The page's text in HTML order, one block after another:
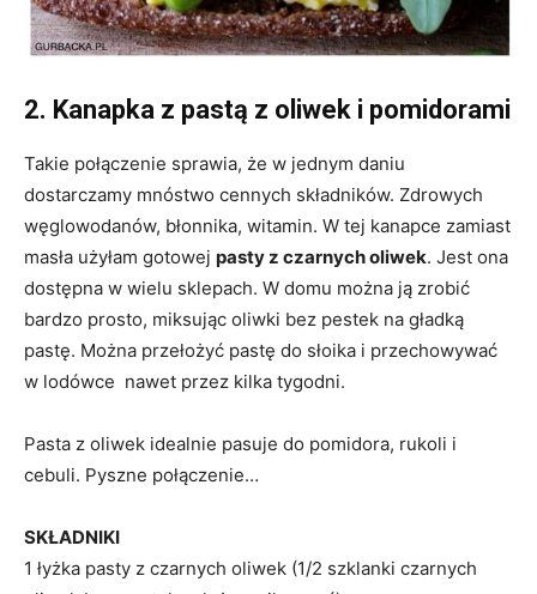
2. Kanapka z pastą z oliwek i pomidorami
Takie połączenie sprawia, że w jednym daniu
dostarczamy mnóstwo cennych składników. Zdrowych
węglowodanów, błonnika, witamin. W tej kanapce zamiast
masła użyłam gotowej pasty z czarnych oliwek. Jest ona
dostępna w wielu sklepach. W domu można ją zrobić
bardzo prosto, miksując oliwki bez pestek na gładką
pastę. Można przełożyć pastę do słoika i przechowywać
w lodówce nawet przez kilka tygodni.
Pasta z oliwek idealnie pasuje do pomidora, rukoli i
cebuli. Pyszne połączenie…
SKŁADNIKI
1 łyżka pasty z czarnych oliwek (1/2 szklanki czarnych